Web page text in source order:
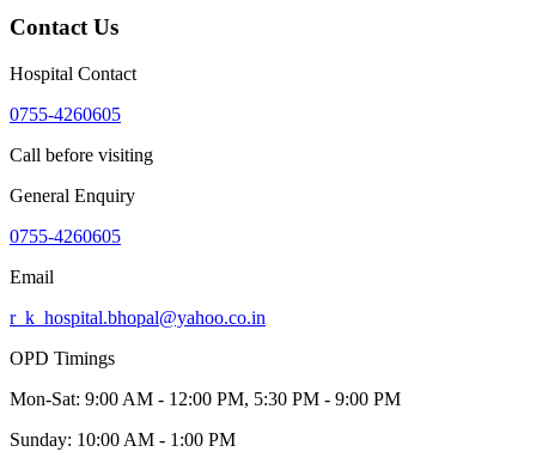
Contact Us
Hospital Contact
0755-4260605
Call before visiting
General Enquiry
0755-4260605
Email
r_k_hospital.bhopal@yahoo.co.in
OPD Timings
Mon-Sat: 9:00 AM - 12:00 PM, 5:30 PM - 9:00 PM
Sunday: 10:00 AM - 1:00 PM